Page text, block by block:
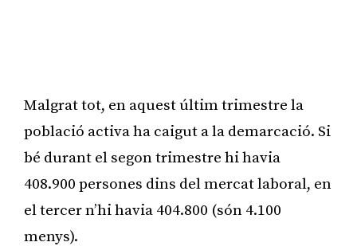
Malgrat tot, en aquest últim trimestre la
població activa ha caigut a la demarcació. Si
bé durant el segon trimestre hi havia
408.900 persones dins del mercat laboral, en
el tercer n’hi havia 404.800 (són 4.100
menys).